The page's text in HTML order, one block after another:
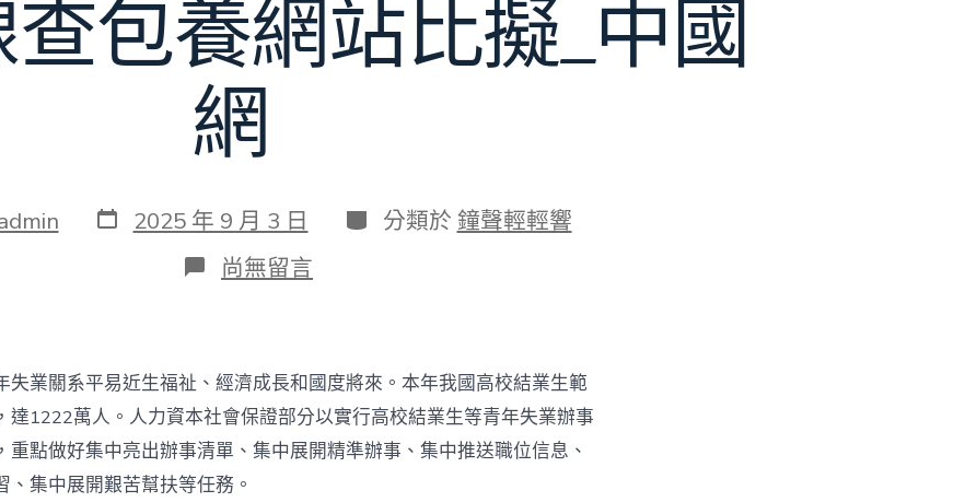
包養網站比擬_中國
網
發
表
2025 年 9 月 3 日 分
類
分類於 鐘聲輕輕響
在
〈集
氣
力
護
航
高
校
尚無留言
失業關系平易近生福祉、經濟成長和國度將來。本年我國高校結業生範
達1222萬人。人力資本社會保證部分以實行高校結業生等青年失業辦事
重點做好集中亮出辦事清單、集中展開精準辦事、集中推送職位信息、
、集中展開艱苦幫扶等任務。